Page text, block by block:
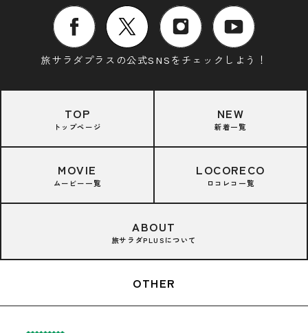
旅サラダプラスの公式SNSをチェックしよう！
TOP
トップページ
NEW
新着一覧
MOVIE
ムービー一覧
LOCORECO
ロコレコ一覧
ABOUT
旅サラダPLUSについて
OTHER